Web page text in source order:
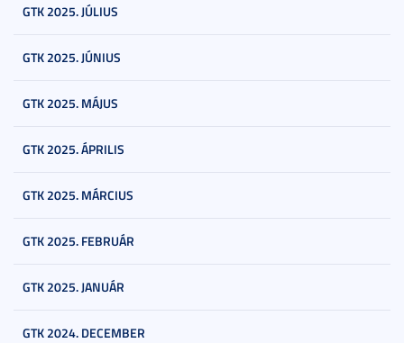
GTK 2025. JÚLIUS
GTK 2025. JÚNIUS
GTK 2025. MÁJUS
GTK 2025. ÁPRILIS
GTK 2025. MÁRCIUS
GTK 2025. FEBRUÁR
GTK 2025. JANUÁR
GTK 2024. DECEMBER